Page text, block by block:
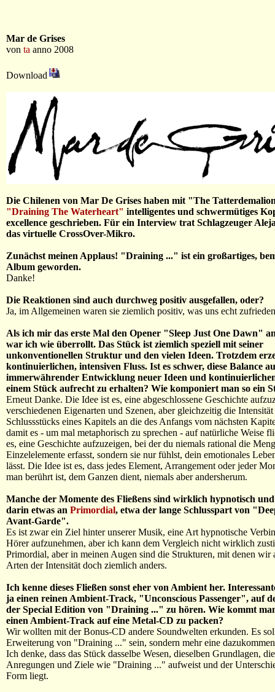
Mar de Grises
von ta anno 2008
Download
Die Chilenen von Mar De Grises haben mit "The
"Draining The Waterheart" intelligentes und schwermütiges
excellence geschrieben. Für ein Interview trat Schlagzeuger
das virtuelle CrossOver-Mikro.
Zunächst meinen Applaus! "Draining ..." ist ein großartiges,
Album geworden.
Danke!
Die Reaktionen sind auch durchweg positiv ausgefallen, oder?
Ja, im Allgemeinen waren sie ziemlich positiv, was uns echt
Als ich mir das erste Mal den Opener "Sleep Just One Dawn"
war ich wie überrollt. Das Stück ist ziemlich speziell mit seiner
unkonventionellen Struktur und den vielen Ideen. Trotzdem
kontinuierlichen, intensiven Fluss. Ist es schwer, diese Balance
immerwährender Entwicklung neuer Ideen und
einem Stück aufrecht zu erhalten? Wie komponiert man so ein
Erneut Danke. Die Idee ist es, eine abgeschlossene Geschichte
verschiedenen Eigenarten und Szenen, aber gleichzeitig die Intensität
Schlussstücks eines Kapitels an die des Anfangs vom nächsten
damit es - um mal metaphorisch zu sprechen - auf natürliche Weise
es, eine Geschichte aufzuzeigen, bei der du niemals rational die
Einzelelemente erfasst, sondern sie nur fühlst, dein emotionales
lässt. Die Idee ist es, dass jedes Element, Arrangement oder jeder
man berührt ist, dem Ganzen dient, niemals aber andersherum.
Manche der Momente des Fließens sind wirklich hypnotisch
darin etwas an Primordial, etwa der lange Schlusspart von
Avant-Garde".
Es ist zwar ein Ziel hinter unserer Musik, eine Art hypnotische
Hörer aufzunehmen, aber ich kann dem Vergleich nicht wirklich
Primordial, aber in meinen Augen sind die Strukturen, mit denen wir
Arten der Intensität doch ziemlich anders.
Ich kenne dieses Fließen sonst eher von Ambient her.
ja einen reinen Ambient-Track, "Unconscious Passenger", auf
der Special Edition von "Draining ..." zu hören. Wie kommt
einen Ambient-Track auf eine Metal-CD zu packen?
Wir wollten mit der Bonus-CD andere Soundwelten erkunden. Es
Erweiterung von "Draining ..." sein, sondern mehr eine
Ich denke, dass das Stück dasselbe Wesen, dieselben Grundlagen,
Anregungen und Ziele wie "Draining ..." aufweist und der
Form liegt.